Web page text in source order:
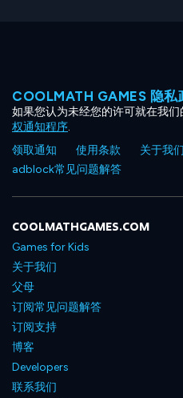
COOLMATH GAMES 隐私
如果您认为未经您的许可就在我
权通知程序.
领取通知
使用条款
关于我
adblock常见问题解答
COOLMATHGAMES.COM
Games for Kids
关于我们
父母
订阅常见问题解答
订阅支持
博客
Developers
联系我们